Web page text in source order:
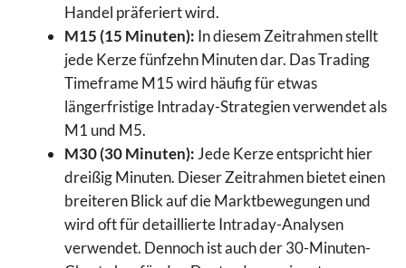
Handel präferiert wird.
M15 (15 Minuten): In diesem Zeitrahmen stellt
jede Kerze fünfzehn Minuten dar. Das Trading
Timeframe M15 wird häufig für etwas
längerfristige Intraday-Strategien verwendet als
M1 und M5.
M30 (30 Minuten):Jede Kerze entspricht hier
dreißig Minuten. Dieser Zeitrahmen bietet einen
breiteren Blick auf die Marktbewegungen und
wird oft für detaillierte Intraday-Analysen
verwendet. Dennoch ist auch der 30-Minuten-